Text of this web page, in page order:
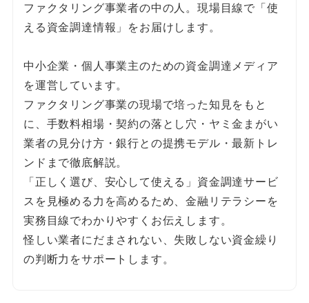
ファクタリング事業者の中の人。現場目線で「使
える資金調達情報」をお届けします。
中小企業・個人事業主のための資金調達メディア
を運営しています。
ファクタリング事業の現場で培った知見をもと
に、手数料相場・契約の落とし穴・ヤミ金まがい
業者の見分け方・銀行との提携モデル・最新トレ
ンドまで徹底解説。
「正しく選び、安心して使える」資金調達サービ
スを見極める力を高めるため、金融リテラシーを
実務目線でわかりやすくお伝えします。
怪しい業者にだまされない、失敗しない資金繰り
の判断力をサポートします。